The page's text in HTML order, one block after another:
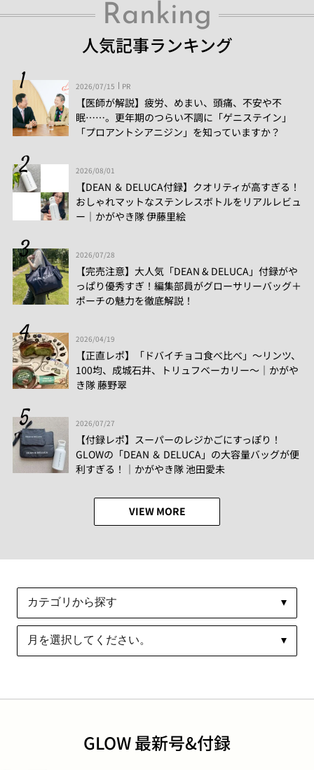
Ranking
人気記事ランキング
2026/07/15 PR
【医師が解説】疲労、めまい、頭痛、不安や不
眠……。更年期のつらい不調に「ゲニステイン」
「プロアントシアニジン」を知っていますか？
2026/08/01
【DEAN ＆ DELUCA付録】クオリティが高すぎる！
おしゃれマットなステンレスボトルをリアルレビュ
ー│かがやき隊 伊藤里絵
2026/07/28
【完売注意】大人気「DEAN & DELUCA」付録がや
っぱり優秀すぎ！編集部員がグローサリーバッグ＋
ポーチの魅力を徹底解説！
2026/04/19
【正直レポ】「ドバイチョコ食べ比べ」～リンツ、
100均、成城石井、トリュフベーカリー～｜かがや
き隊 藤野翠
2026/07/27
【付録レポ】スーパーのレジかごにすっぽり！
GLOWの「DEAN ＆ DELUCA」の大容量バッグが便
利すぎる！│かがやき隊 池田愛未
VIEW MORE
GLOW 最新号&付録